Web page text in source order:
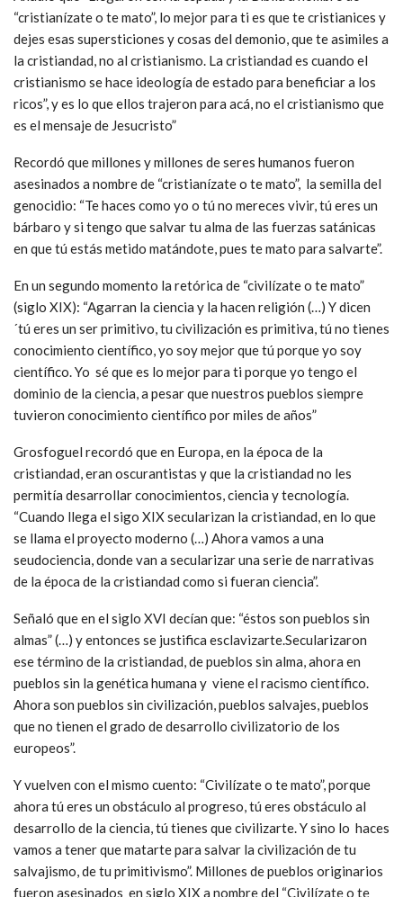
“cristianízate o te mato”, lo mejor para ti es que te cristianices y
dejes esas supersticiones y cosas del demonio, que te asimiles a
la cristiandad, no al cristianismo. La cristiandad es cuando el
cristianismo se hace ideología de estado para beneficiar a los
ricos”, y es lo que ellos trajeron para acá, no el cristianismo que
es el mensaje de Jesucristo”
Recordó que millones y millones de seres humanos fueron
asesinados a nombre de “cristianízate o te mato”, la semilla del
genocidio: “Te haces como yo o tú no mereces vivir, tú eres un
bárbaro y si tengo que salvar tu alma de las fuerzas satánicas
en que tú estás metido matándote, pues te mato para salvarte”.
En un segundo momento la retórica de “civilízate o te mato”
(siglo XIX): “Agarran la ciencia y la hacen religión (…) Y dicen
´tú eres un ser primitivo, tu civilización es primitiva, tú no tienes
conocimiento científico, yo soy mejor que tú porque yo soy
científico. Yo sé que es lo mejor para ti porque yo tengo el
dominio de la ciencia, a pesar que nuestros pueblos siempre
tuvieron conocimiento científico por miles de años”
Grosfoguel recordó que en Europa, en la época de la
cristiandad, eran oscurantistas y que la cristiandad no les
permitía desarrollar conocimientos, ciencia y tecnología.
“Cuando llega el sigo XIX secularizan la cristiandad, en lo que
se llama el proyecto moderno (…) Ahora vamos a una
seudociencia, donde van a secularizar una serie de narrativas
de la época de la cristiandad como si fueran ciencia”.
Señaló que en el siglo XVI decían que: “éstos son pueblos sin
almas” (…) y entonces se justifica esclavizarte.Secularizaron
ese término de la cristiandad, de pueblos sin alma, ahora en
pueblos sin la genética humana y viene el racismo científico.
Ahora son pueblos sin civilización, pueblos salvajes, pueblos
que no tienen el grado de desarrollo civilizatorio de los
europeos”.
Y vuelven con el mismo cuento: “Civilízate o te mato”, porque
ahora tú eres un obstáculo al progreso, tú eres obstáculo al
desarrollo de la ciencia, tú tienes que civilizarte. Y sino lo haces
vamos a tener que matarte para salvar la civilización de tu
salvajismo, de tu primitivismo”. Millones de pueblos originarios
fueron asesinados en siglo XIX a nombre del “Civilízate o te